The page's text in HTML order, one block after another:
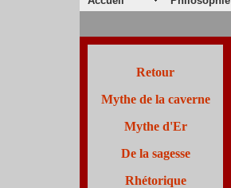
Retour
Mythe de la caverne
Mythe d'Er
De la sagesse
Rhétorique